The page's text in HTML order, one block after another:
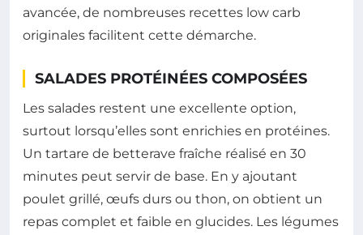
avancée, de nombreuses recettes low carb
originales facilitent cette démarche.
SALADES PROTÉINÉES COMPOSÉES
Les salades restent une excellente option,
surtout lorsqu’elles sont enrichies en protéines.
Un tartare de betterave fraîche réalisé en 30
minutes peut servir de base. En y ajoutant
poulet grillé, œufs durs ou thon, on obtient un
repas complet et faible en glucides. Les légumes